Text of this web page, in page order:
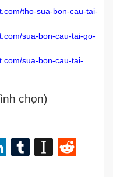
tho-sua-bon-cau-tai-
sua-bon-cau-tai-go-
sua-bon-cau-tai-
chọn)
LinkedIn
Tumblr